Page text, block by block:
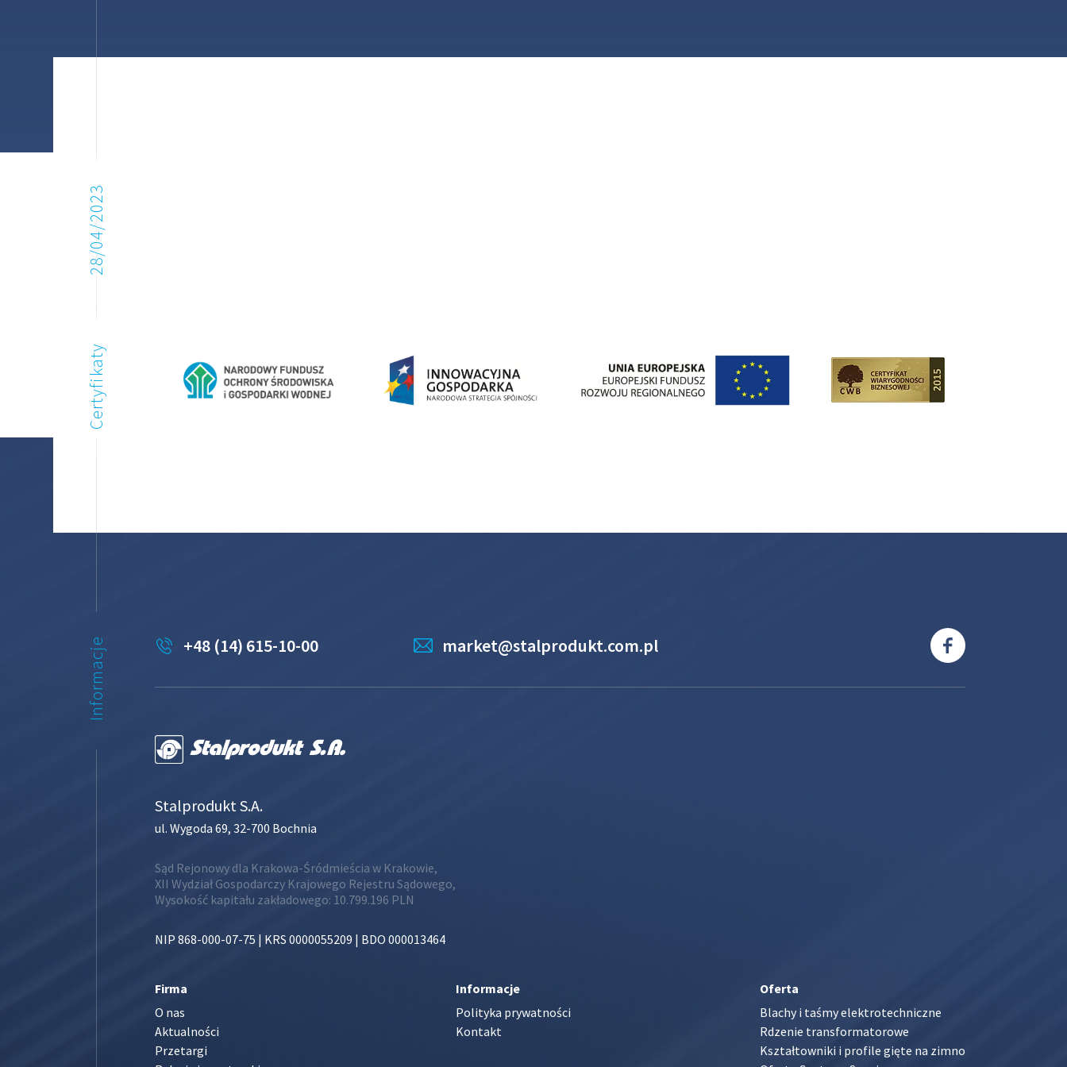
28/04/2023
Certyfikaty
Informacje +48 (14) 615-10-00 market@stalprodukt.com.pl
Stalprodukt S.A.
ul. Wygoda 69, 32-700 Bochnia
Sąd Rejonowy dla Krakowa-Śródmieścia w Krakowie,
XII Wydział Gospodarczy Krajowego Rejestru Sądowego,
Wysokość kapitału zakładowego: 10.799.196 PLN
NIP 868-000-07-75 | KRS 0000055209 | BDO 000013464
Firma
O nas
Aktualności
Przetargi
Informacje
Polityka prywatności
Kontakt
Oferta
Blachy i taśmy elektrotechniczne
Rdzenie transformatorowe
Kształtowniki i profile gięte na zimno